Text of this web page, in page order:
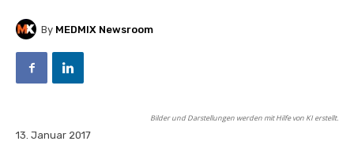
By MEDMIX Newsroom
Bilder und Darstellungen werden mit Hilfe von KI erstellt.
13. Januar 2017